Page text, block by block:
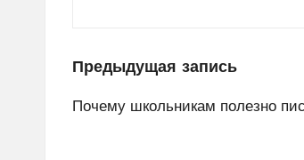
Навигация
по
Предыдущая запись
Почему школьникам полезно